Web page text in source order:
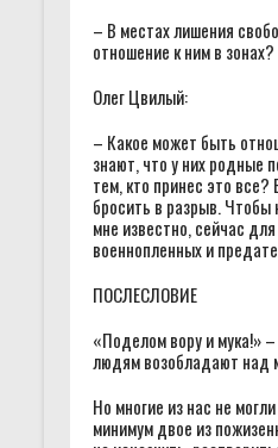
– В местах лишения
отношение к ним в зонах?
Олег Цвилый:
– Какое может быть
знают, что у них родные
тем, кто принес это
бросить в разрыв.
мне известно, сейчас
военнопленных и
ПОСЛЕСЛОВИЕ
«Поделом вору и мука!»
людям возобладают над
Но многие из нас не
минимум двое из